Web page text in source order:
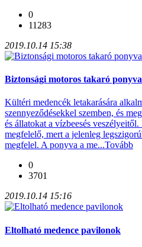
0
11283
2019.10.14 15:38
Biztonsági motoros takaró ponyva
Kültéri medencék letakarására
szennyeződésekkel szemben, és
és állatokat a vízbeesés
megfelelő, mert a jelenleg
megfelel. A ponyva a me...Tovább
0
3701
2019.10.14 15:16
Eltolható medence pavilonok